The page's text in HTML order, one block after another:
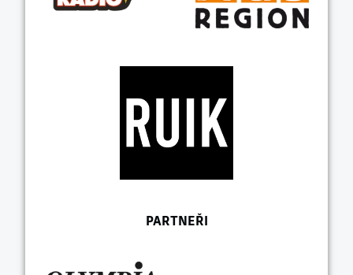
PARTNEŘI